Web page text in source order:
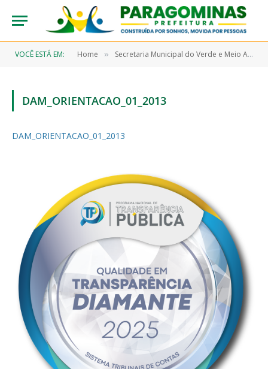
VOCÊ ESTÁ EM: Home » Secretaria Municipal do Verde e Meio Ambiente – SEMMA
DAM_ORIENTACAO_01_2013
DAM_ORIENTACAO_01_2013